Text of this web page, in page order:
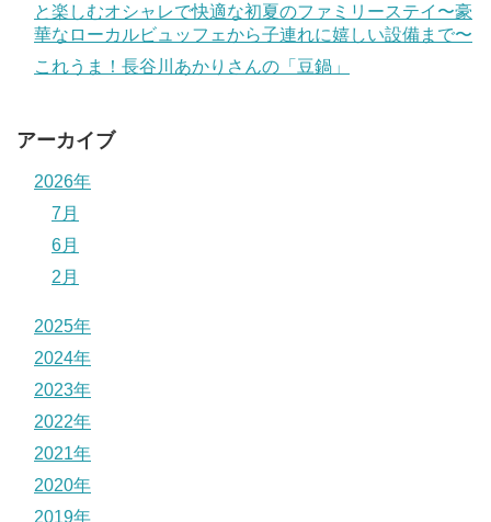
と楽しむオシャレで快適な初夏のファミリーステイ〜豪
華なローカルビュッフェから子連れに嬉しい設備まで〜
これうま！長谷川あかりさんの「豆鍋」
アーカイブ
2026年
7月
6月
2月
2025年
2024年
2023年
2022年
2021年
2020年
2019年